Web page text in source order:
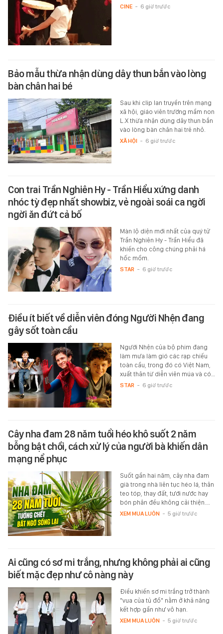
CINE - 6 giờ trước
Bảo mẫu thừa nhận dùng dây thun bắn vào lòng
bàn chân hai bé
Sau khi clip lan truyền trên mạng
xã hội, giáo viên trường mầm non
L.X thừa nhận dùng dây thun bắn
vào lòng bàn chân hai trẻ nhỏ.
XÃ HỘI - 6 giờ trước
Con trai Trần Nghiên Hy - Trần Hiểu xứng danh
nhóc tỳ đẹp nhất showbiz, vẻ ngoài soái ca ngời
ngời ăn đứt cả bố
Màn lộ diện mới nhất của quý tử
Trần Nghiên Hy - Trần Hiểu đã
khiến cho công chúng phải há
hốc mồm.
STAR - 6 giờ trước
Điều ít biết về diễn viên đóng Người Nhện đang
gây sốt toàn cầu
Người Nhện của bộ phim đang
làm mưa làm gió các rạp chiếu
toàn cầu, trong đó có Việt Nam,
xuất thân từ diễn viên múa và có…
STAR - 6 giờ trước
Cây nha đam 28 năm tuổi héo khô suốt 2 năm
bỗng bật chồi, cách xử lý của người bà khiến dân
mạng nể phục
Suốt gần hai năm, cây nha đam
già trong nhà liên tục héo lá, thân
teo tóp, thay đất, tưới nước hay
bón phân đều không cải thiện.…
XEM MUA LUÔN - 5 giờ trước
Ai cũng có sơ mi trắng, nhưng không phải ai cũng
biết mặc đẹp như cô nàng này
Điều khiến sơ mi trắng trở thành
"vua của tủ đồ" nằm ở khả năng
kết hợp gần như vô hạn.
XEM MUA LUÔN - 5 giờ trước